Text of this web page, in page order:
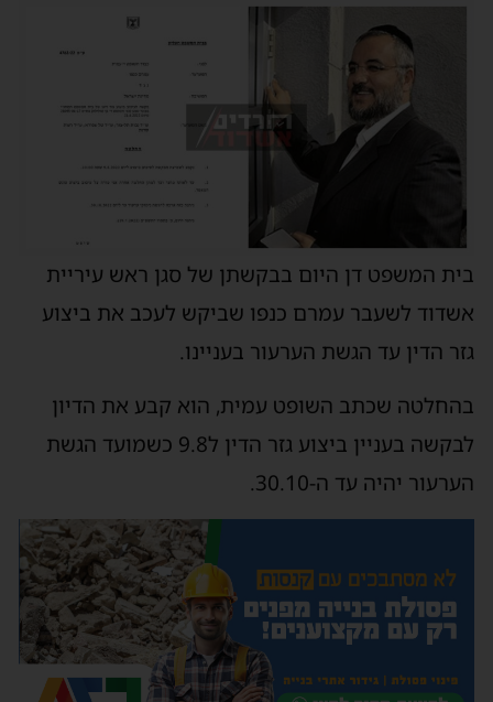
בית המשפט דן היום בבקשתן של סגן ראש עיריית
אשדוד לשעבר עמרם כנפו שביקש לעכב את ביצוע
גזר הדין עד הגשת הערעור בעניינו.
בהחלטה שכתב השופט עמית, הוא קבע את הדיון
לבקשה בעניין ביצוע גזר הדין ל9.8 כשמועד הגשת
הערעור יהיה עד ה-30.10.